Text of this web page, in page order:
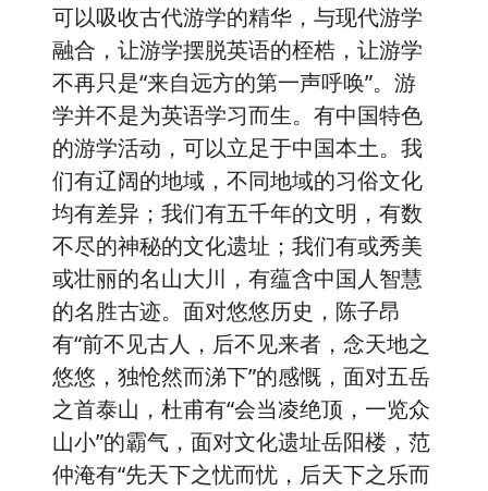
可以吸收古代游学的精华，与现代游学
融合，让游学摆脱英语的桎梏，让游学
不再只是“来自远方的第一声呼唤”。游
学并不是为英语学习而生。有中国特色
的游学活动，可以立足于中国本土。我
们有辽阔的地域，不同地域的习俗文化
均有差异；我们有五千年的文明，有数
不尽的神秘的文化遗址；我们有或秀美
或壮丽的名山大川，有蕴含中国人智慧
的名胜古迹。面对悠悠历史，陈子昂
有“前不见古人，后不见来者，念天地之
悠悠，独怆然而涕下”的感慨，面对五岳
之首泰山，杜甫有“会当凌绝顶，一览众
山小”的霸气，面对文化遗址岳阳楼，范
仲淹有“先天下之忧而忧，后天下之乐而